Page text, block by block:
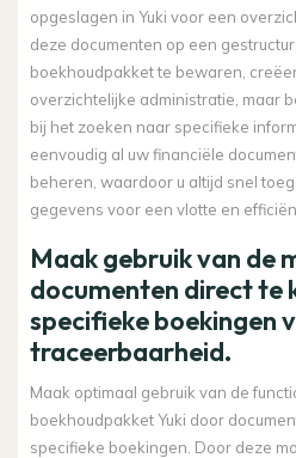
opgeslagen in Yuki voor een
deze documenten op een
boekhoudpakket te bewaren,
overzichtelijke administratie, maar
bij het zoeken naar specifieke
eenvoudig al uw financiële
beheren, waardoor u altijd snel
gegevens voor een vlotte en
Maak gebruik van de
documenten direct te
specifieke boekingen
traceerbaarheid.
Maak optimaal gebruik van de
boekhoudpakket Yuki door
specifieke boekingen. Door deze